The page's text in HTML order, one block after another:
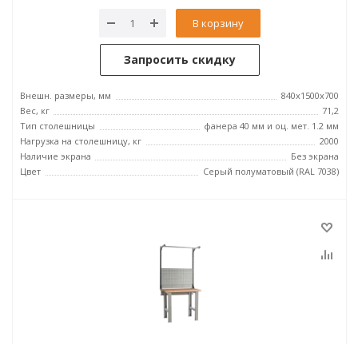
В корзину
Запросить скидку
Внешн. размеры, мм
840x1500x700
Вес, кг
71,2
Тип столешницы
фанера 40 мм и оц. мет. 1.2 мм
Нагрузка на столешницу, кг
2000
Наличие экрана
Без экрана
Цвет
Серый полуматовый (RAL 7038)